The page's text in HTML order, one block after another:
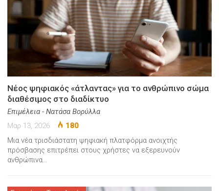
Νέος ψηφιακός «άτλαντας» για το ανθρώπινο σώμα
διαθέσιμος στο διαδίκτυο
Επιμέλεια - Νατάσα Βορύλλα
Μαρ 13, 2026
180
Μια νέα τρισδιάστατη ψηφιακή πλατφόρμα ανοιχτής
πρόσβασης επιτρέπει στους χρήστες να εξερευνούν
ανθρώπινα…